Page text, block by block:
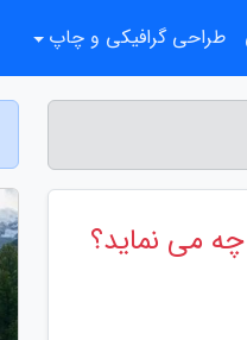
می نماید؟
طراحی گرافیکی و چاپ